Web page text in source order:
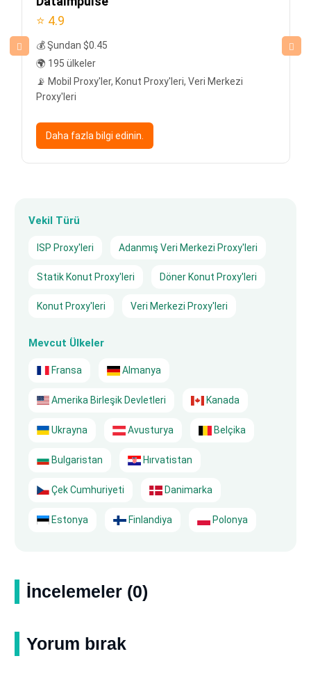
⭐ 4.9
💰 Şundan $0.45
🌍 195 ülkeler
📡 Mobil Proxy'ler, Konut Proxy'leri, Veri Merkezi
Proxy'leri
Daha fazla bilgi edinin.
Vekil Türü
ISP Proxy'leri Adanmış Veri Merkezi Proxy'leri
Statik Konut Proxy'leri Döner Konut Proxy'leri
Konut Proxy'leri Veri Merkezi Proxy'leri
Mevcut Ülkeler
Fransa Almanya
Amerika Birleşik Devletleri Kanada
Ukrayna Avusturya Belçika
Bulgaristan Hırvatistan
Çek Cumhuriyeti Danimarka
Estonya Finlandiya Polonya
İncelemeler (0)
Yorum bırak